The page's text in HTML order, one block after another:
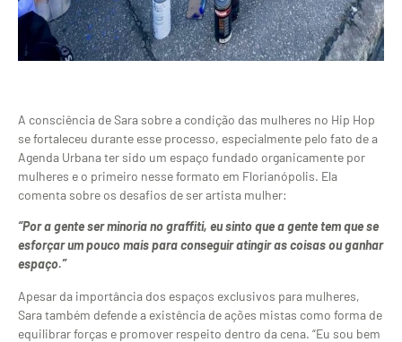
A consciência de Sara sobre a condição das mulheres no Hip Hop
se fortaleceu durante esse processo, especialmente pelo fato de a
Agenda Urbana ter sido um espaço fundado organicamente por
mulheres e o primeiro nesse formato em Florianópolis. Ela
comenta sobre os desafios de ser artista mulher:
“Por a gente ser minoria no graffiti, eu sinto que a gente tem que se
esforçar um pouco mais para conseguir atingir as coisas ou ganhar
espaço.”
Apesar da importância dos espaços exclusivos para mulheres,
Sara também defende a existência de ações mistas como forma de
equilibrar forças e promover respeito dentro da cena. “Eu sou bem